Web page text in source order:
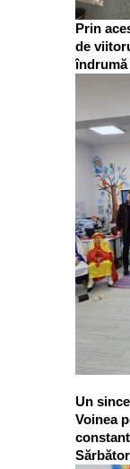
Prin
de
Un
Voinea